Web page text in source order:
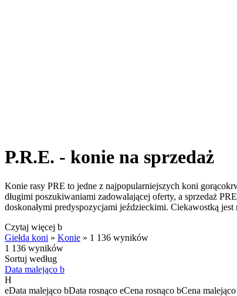
P.R.E. - konie na sprzedaż
Konie rasy PRE to jedne z najpopularniejszych koni
długimi poszukiwaniami zadowalającej oferty, a sprzedaż
doskonałymi predyspozycjami jeździeckimi. Ciekawostką
Czytaj więcej b
Giełda koni » Konie » 1 136 wyników
1 136 wyników
Sortuj według
Data malejąco b
H
eData malejąco bData rosnąco eCena rosnąco bCena malejąco